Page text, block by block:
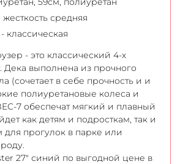
средняя
классическая
- это классический 4-х
Дека выполнена из прочного
(сочетает в себе прочность и и
полиуретановые колеса и
7 обеспечат мягкий и плавный
как детям и подросткам, так и
прогулок в парке или
27" синий по выгодной цене в